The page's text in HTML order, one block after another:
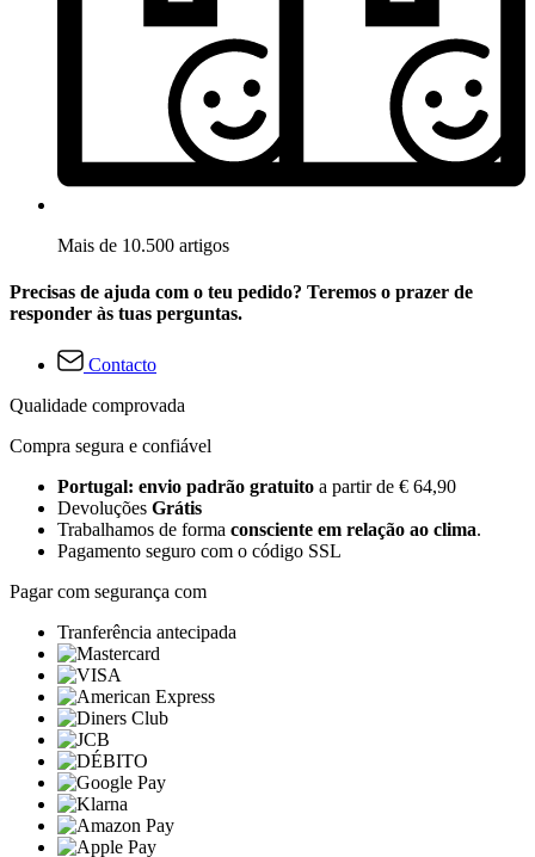
Mais de 10.500 artigos
Precisas de ajuda com o teu pedido? Teremos o prazer de
responder às tuas perguntas.
Contacto
Qualidade comprovada
Compra segura e confiável
Portugal: envio padrão gratuito a partir de € 64,90
Devoluções Grátis
Trabalhamos de forma consciente em relação ao clima.
Pagamento seguro com o código SSL
Pagar com segurança com
Tranferência antecipada